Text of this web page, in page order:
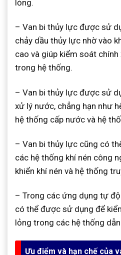
lỏng.
– Van bi thủy lực được sử
chảy dầu thủy lực nhờ vào
cao và giúp kiểm soát
trong hệ thống.
– Van bi thủy lực được sử
xử lý nước, chẳng hạn như
hệ thống cấp nước và hệ
– Van bi thủy lực cũng có
các hệ thống khí nén công
khiển khí nén và hệ thống
– Trong các ứng dụng tự
có thể được sử dụng để
lỏng trong các hệ thống
Ưu điểm và hạn chế của